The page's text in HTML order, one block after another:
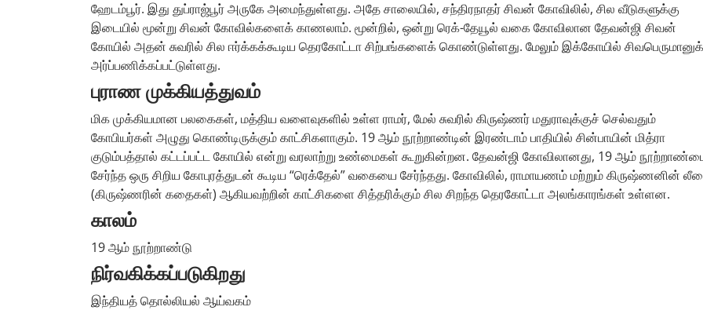
ஹேடம்பூர். இது துப்ராஜ்பூர் அருகே அமைந்துள்ளது. அதே சாலையில், சந்திரநாதர் சிவன் கோவிலில், சில வீடுகளுக்கு
இடையில் மூன்று சிவன் கோவில்களைக் காணலாம். மூன்றில், ஒன்று ரெக்-தேயூல் வகை கோவிலான தேவன்ஜி சிவன்
கோயில் அதன் சுவரில் சில ஈர்க்கக்கூடிய தெரகோட்டா சிற்பங்களைக் கொண்டுள்ளது. மேலும் இக்கோயில்
அர்ப்பணிக்கப்பட்டுள்ளது.
புராண முக்கியத்துவம்
மிக முக்கியமான பலகைகள், மத்திய வளைவுகளில் உள்ள ராமர், மேல் சுவரில் கிருஷ்ணர் மதுராவுக்குச் செல்வதும்
கோபியர்கள் அழுது கொண்டிருக்கும் காட்சிகளாகும். 19 ஆம் நூற்றாண்டின் இரண்டாம் பாதியில் சின்பாயின் மித்ரா
குடும்பத்தால் கட்டப்பட்ட கோயில் என்று வரலாற்று உண்மைகள் கூறுகின்றன. தேவன்ஜி கோவிலானது, 19 ஆம்
சேர்ந்த ஒரு சிறிய கோபுரத்துடன் கூடிய “ரெக்தேல்” வகையை சேர்ந்தது. கோவிலில், ராமாயணம் மற்றும் கிருஷ்ணனின்
(கிருஷ்ணரின் கதைகள்) ஆகியவற்றின் காட்சிகளை சித்தரிக்கும் சில சிறந்த தெரகோட்டா அலங்காரங்கள் உள்ளன.
காலம்
19 ஆம் நூற்றாண்டு
நிர்வகிக்கப்படுகிறது
இந்தியத் தொல்லியல் ஆய்வகம்